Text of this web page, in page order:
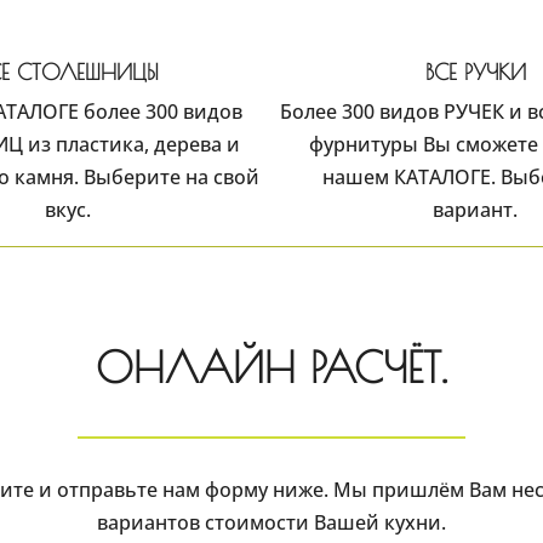
СТОЛЕШНИЦЫ
более 300 видов
из пластика, дерева и
камня. Выберите на свой
вкус.
ВСЕ РУЧКИ
Более 300 видов РУЧЕК и
фурнитуры Вы сможете
нашем КАТАЛОГЕ.
вариант.
ОНЛАЙН РАСЧЁТ.
и отправьте нам форму ниже. Мы пришлём Вам
вариантов стоимости Вашей кухни.